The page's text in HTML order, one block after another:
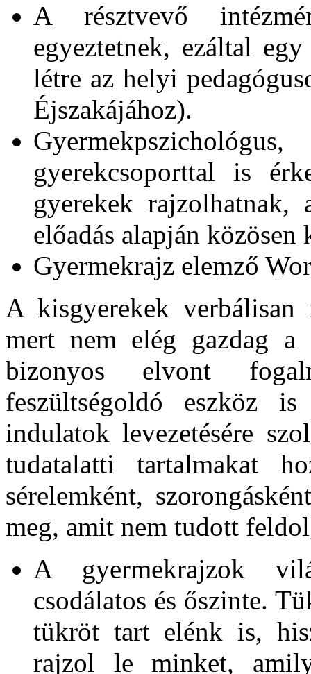
A résztvevő
egyeztetnek, ezáltal
létre az helyi
Éjszakájához).
gyerekcsoporttal is
gyerekek
előadás alapján
Gyermekrajz elemző
A kisgyerekek verbálisan
mert nem elég gazdag a
bizonyos elvont
feszültségoldó eszköz
indulatok levezetésére
tudatalatti tartalmakat
sérelemként,
meg, amit nem tudott
A gyermekrajzok
csodálatos és őszinte.
tükröt tart elénk is,
rajzol le minket,